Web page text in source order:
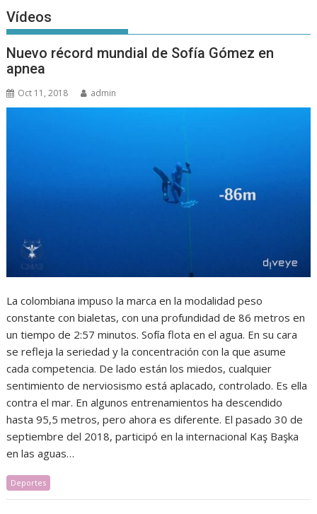
Vídeos
Nuevo récord mundial de Sofía Gómez en
apnea
Oct 11, 2018 admin
La colombiana impuso la marca en la modalidad peso
constante con bialetas, con una profundidad de 86 metros en
un tiempo de 2:57 minutos. Sofía flota en el agua. En su cara
se refleja la seriedad y la concentración con la que asume
cada competencia. De lado están los miedos, cualquier
sentimiento de nerviosismo está aplacado, controlado. Es ella
contra el mar. En algunos entrenamientos ha descendido
hasta 95,5 metros, pero ahora es diferente. El pasado 30 de
septiembre del 2018, participó en la internacional Kaş Başka
en las aguas…
Deportes